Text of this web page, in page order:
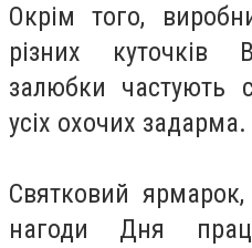
Окрім того,
різних куточків
залюбки частують
усіх охочих задарма.
Святковий
нагоди Дня